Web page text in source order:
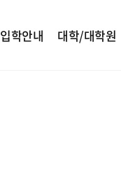
입학안내 대학/대학원